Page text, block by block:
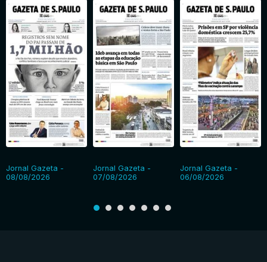
Jornal Gazeta -
08/08/2026
Jornal Gazeta -
07/08/2026
Jornal Gazeta -
06/08/2026